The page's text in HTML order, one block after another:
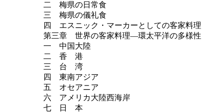
二 梅県の日常食
三 梅県の儀礼食
四 エスニック・マーカーとしての客家料理
第三章 世界の客家料理―環太平洋の多様性
一 中国大陸
二 香 港
三 台 湾
四 東南アジア
五 オセアニア
六 アメリカ大陸西海岸
七 日 本